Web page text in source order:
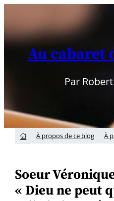
contenu
Au cabaret
Par
 À propos de ce blog À
Soeur
« Dieu ne peut